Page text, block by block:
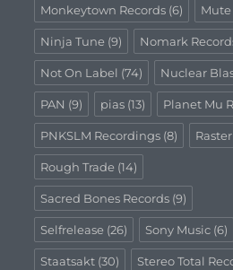
Monkeytown Records(6) Mute
Ninja Tune (9) Nomark
Not On Label (74) Nuclear
PAN (9) pias(13) Planet Mu
PNKSLM Recordings(8) Raster
Rough Trade (14)
Sacred Bones Records(9)
Selfrelease (26) Sony Music(6)
Staatsakt(30) Stereo Total